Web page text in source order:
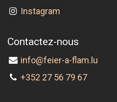
Instagram
Contactez-nous
info@feier-a-flam.lu
+352 27 56 79 67